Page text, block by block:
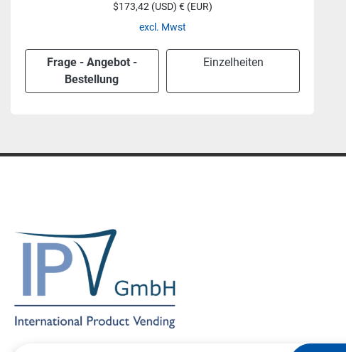
$173,42 (USD) € (EUR)
excl. Mwst
Frage - Angebot -
Bestellung
Einzelheiten